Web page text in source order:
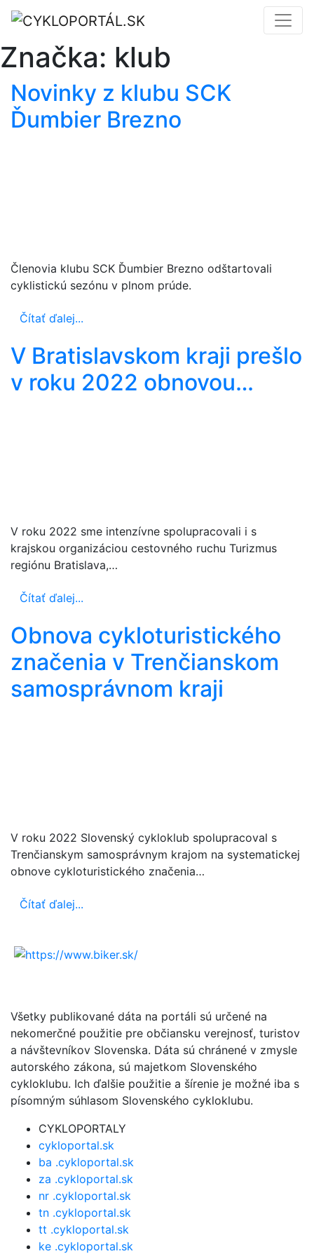
Značka: klub
Novinky z klubu SCK
Ďumbier Brezno
Členovia klubu SCK Ďumbier Brezno odštartovali
cyklistickú sezónu v plnom prúde.
Čítať ďalej...
V Bratislavskom kraji prešlo
v roku 2022 obnovou…
V roku 2022 sme intenzívne spolupracovali i s
krajskou organizáciou cestovného ruchu Turizmus
regiónu Bratislava,…
Čítať ďalej...
Obnova cykloturistického
značenia v Trenčianskom
samosprávnom kraji
V roku 2022 Slovenský cykloklub spolupracoval s
Trenčianskym samosprávnym krajom na systematickej
obnove cykloturistického značenia…
Čítať ďalej...
Všetky publikované dáta na portáli sú určené na
nekomerčné použitie pre občiansku verejnosť, turistov
a návštevníkov Slovenska. Dáta sú chránené v zmysle
autorského zákona, sú majetkom Slovenského
cykloklubu. Ich ďalšie použitie a šírenie je možné iba s
písomným súhlasom Slovenského cykloklubu.
CYKLOPORTALY
cykloportal.sk
ba .cykloportal.sk
za .cykloportal.sk
nr .cykloportal.sk
tn .cykloportal.sk
tt .cykloportal.sk
ke .cykloportal.sk